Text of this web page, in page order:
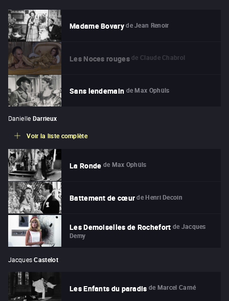
Madame Bovary de Jean Renoir
Les Noces rouges de Claude Chabrol
Sans lendemain de Max Ophüls
Danielle Darrieux
Voir la liste complète
La Ronde de Max Ophüls
Battement de cœur de Henri Decoin
Les Demoiselles de Rochefort de Jacques
Demy
Jacques Castelot
Les Enfants du paradis de Marcel Carné